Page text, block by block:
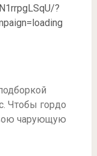
?
Чтобы гордо
чарующую